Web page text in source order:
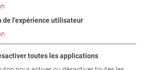
Un entretien et une maintenance
d’autant plus lorsque
importance en matière de sécurité du
pièces d’usure sur le véhicule.
de l'expérience utilisateur
toutes les applications